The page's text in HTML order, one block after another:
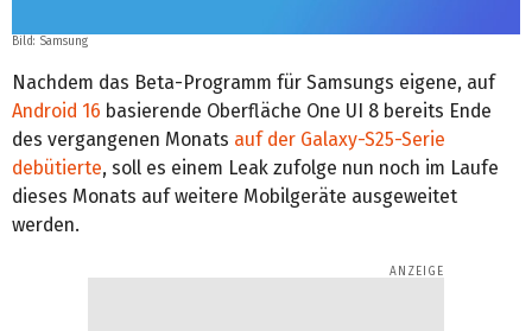
Bild: Samsung
Nachdem das Beta-Programm für Samsungs eigene, auf
Android 16 basierende Oberfläche One UI 8 bereits Ende
des vergangenen Monats auf der Galaxy-S25-Serie
debütierte, soll es einem Leak zufolge nun noch im Laufe
dieses Monats auf weitere Mobilgeräte ausgeweitet
werden.